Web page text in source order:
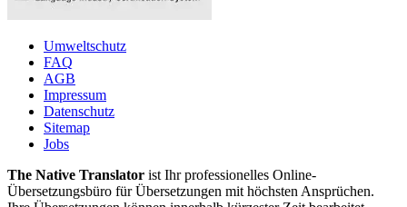
Umweltschutz
FAQ
AGB
Impressum
Datenschutz
Sitemap
Jobs
The Native Translator ist Ihr professionelles Online-
Übersetzungsbüro für Übersetzungen mit höchsten Ansprüchen.